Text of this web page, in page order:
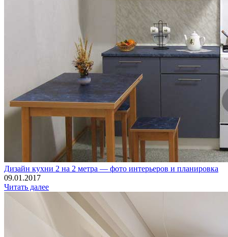
Дизайн кухни 2 на 2 метра — фото интерьеров и планировка
09.01.2017
Читать далее